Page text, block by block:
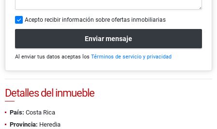
Acepto recibir información sobre ofertas inmobiliarias
Enviar mensaje
Al enviar tus datos aceptas los Términos de servicio y privacidad
Detalles del inmueble
País: Costa Rica
Provincia: Heredia